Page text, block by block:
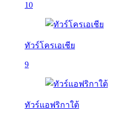
10
ทัวร์โครเอเชีย
9
ทัวร์แอฟริกาใต้